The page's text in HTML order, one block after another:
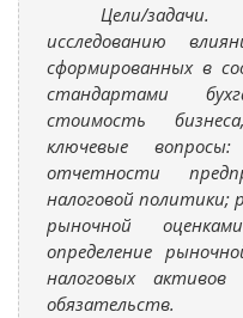
Цели/
исследованию
сформированных в
стандартами
стоимость
ключевые
отчетности
налоговой политики;
рыночной
определение
налоговых
обязательств.